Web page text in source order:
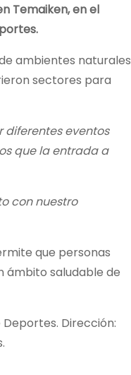
Temaiken, en el
ambientes naturales
sectores para
diferentes eventos
que la entrada a
con nuestro
que personas
ámbito saludable de
Dirección: